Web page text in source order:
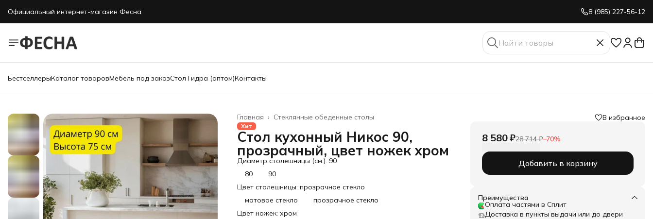
Официальный интернет-магазин Фесна 8 (985) 227-56-12
БестселлерыКаталог товаровМебель под заказСтол Гидра (оптом)Контакты
Стеклянные обеденные столы
Главная ›
Хит
Стол кухонный Никос 90,
прозрачный, цвет ножек хром
Диаметр столешницы (см.): 90
80
90
Цвет столешницы: прозрачное стекло
матовое стекло
прозрачное стекло
Цвет ножек: хром
В избранное
8 580 ₽28 714 ₽−70%
Добавить в корзину
Преимущества
Оплата частями в Сплит
Доставка в пункты выдачи или до двери